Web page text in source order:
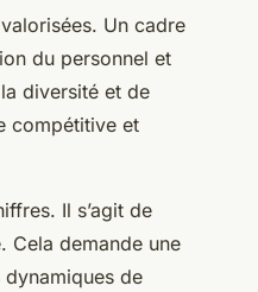
Un cadre
du personnel et
diversité et de
compétitive et
Il s’agit de
Cela demande une
de